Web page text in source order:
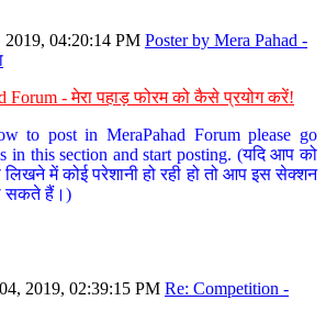
2019, 04:20:14 PM Poster by Mera Pahad -
Forum - मेरा पहाड़ फोरम को कैसे प्रयोग करें!
to post in MeraPahad Forum please go
in this section and start posting. (यदि आप को
लिखने में कोई परेशानी हो रही हो तो आप इस सेक्शन
सकते हैं।)
2019, 02:39:15 PM Re: Competition -